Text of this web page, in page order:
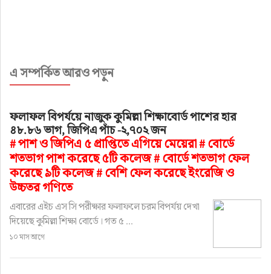
এ সম্পর্কিত আরও পড়ুন
ফলাফল বিপর্যয়ে নাজুক কুমিল্লা শিক্ষাবোর্ড পাশের হার
৪৮.৮৬ ভাগ, জিপিএ পাঁচ -২,৭০২ জন
# পাশ ও জিপিএ ৫ প্রাপ্তিতে এগিয়ে মেয়েরা # বোর্ডে
শতভাগ পাশ করেছে ৫টি কলেজ # বোর্ডে শতভাগ ফেল
করেছে ৯টি কলেজ # বেশি ফেল করেছে ইংরেজি ও
উচ্চতর গণিতে
এবারের এইচ এস সি পরীক্ষার ফলাফলে চরম বিপর্যয় দেখা
দিয়েছে কুমিল্লা শিক্ষা বোর্ডে। গত ৫ ...
১০ মাস আগে